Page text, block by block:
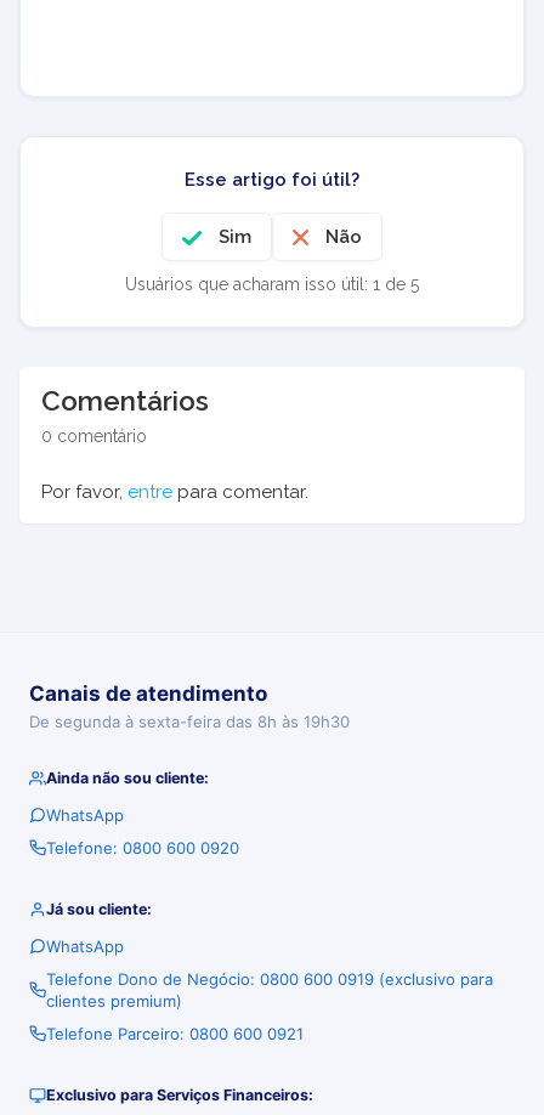
Esse artigo foi útil?
Sim Não
Usuários que acharam isso útil: 1 de 5
Comentários
0 comentário
Por favor, entre para comentar.
Canais de atendimento
De segunda à sexta-feira das 8h às 19h30
Ainda não sou cliente:
WhatsApp
Telefone: 0800 600 0920
Já sou cliente:
WhatsApp
Telefone Dono de Negócio: 0800 600 0919 (exclusivo para
clientes premium)
Telefone Parceiro: 0800 600 0921
Exclusivo para Serviços Financeiros: